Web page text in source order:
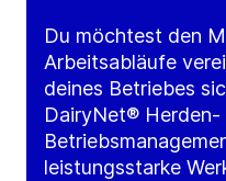
Du möchtest den
Arbeitsabläufe
deines Betriebes
DairyNet® Herden-
leistungsstarke